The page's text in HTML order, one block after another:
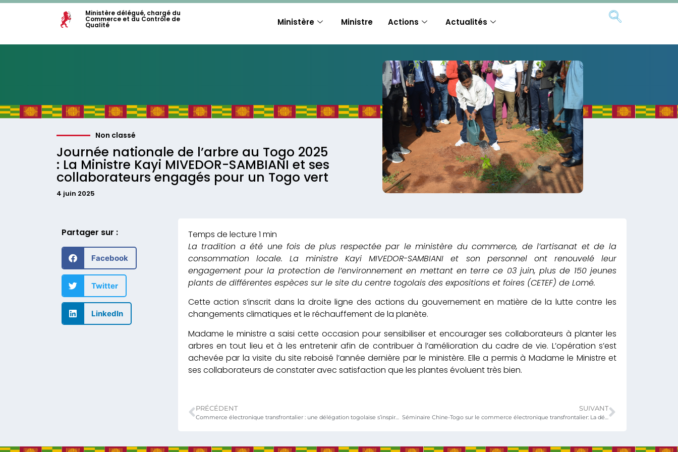
Ministère délégué, chargé du
Commerce et du Contrôle de
Qualité Ministère Ministre Actions Actualités
Non classé
Journée nationale de l’arbre au Togo 2025
: La Ministre Kayi MIVEDOR-SAMBIANI et ses
collaborateurs engagés pour un Togo vert
4 juin 2025
Partager sur :
Facebook
Twitter
LinkedIn
La tradition a été une fois de plus respectée par le ministère du commerce, de l’artisanat et de la
consommation locale. La ministre Kayi MIVEDOR-SAMBIANI et son personnel ont renouvelé leur
engagement pour la protection de l’environnement en mettant en terre ce 03 juin, plus de 150 jeunes
plants de différentes espèces sur le site du centre togolais des expositions et foires (CETEF) de Lomé.
Cette action s’inscrit dans la droite ligne des actions du gouvernement en matière de la lutte contre les
changements climatiques et le réchauffement de la planète.
Madame le ministre a saisi cette occasion pour sensibiliser et encourager ses collaborateurs à planter les
arbres en tout lieu et à les entretenir afin de contribuer à l’amélioration du cadre de vie. L’opération s’est
achevée par la visite du site reboisé l’année dernière par le ministère. Elle a permis à Madame le Ministre et
ses collaborateurs de constater avec satisfaction que les plantes évoluent très bien.
PRÉCÉDENT
Commerce électronique transfrontalier : une délégation togolaise s’inspire de l’expérience chinoise
SUIVANT
Séminaire Chine-Togo sur le commerce électronique transfrontalier: La délégation togolaise a été reçue par le ministre du Commerce à son retour au Togo.